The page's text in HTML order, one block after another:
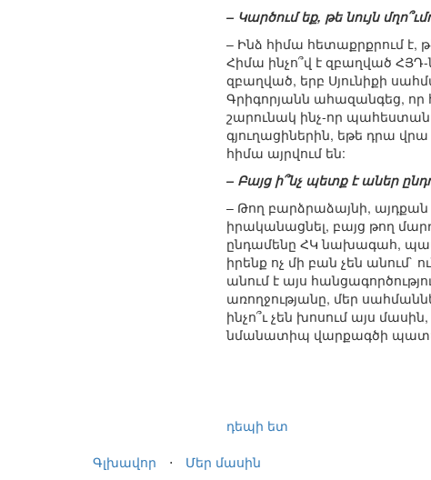
– Կարծում եք, թե նույն
– Ինձ հիմա հետաքրքրում է,
Հիմա ինչո՞վ է զբաղված ՀՅԴ-
զբաղված, երբ Սյունիքի
Գրիգորյանն ահազանգեց, որ
շարունակ ինչ-որ
գյուղացիներին, եթե դրա
հիմա այրվում են:
– Բայց ի՞նչ պետք է աներ
– Թող բարձրաձայնի, այդքան
իրականացնել, բայց թող
ընդամենը ՀԿ նախագահ,
իրենք ոչ մի բան չեն անում`
անում է այս
առողջությանը, մեր
ինչո՞ւ չեն խոսում այս
նմանատիպ վարքագծի
դեպի ետ
Գլխավոր
⋅ Մեր մասին